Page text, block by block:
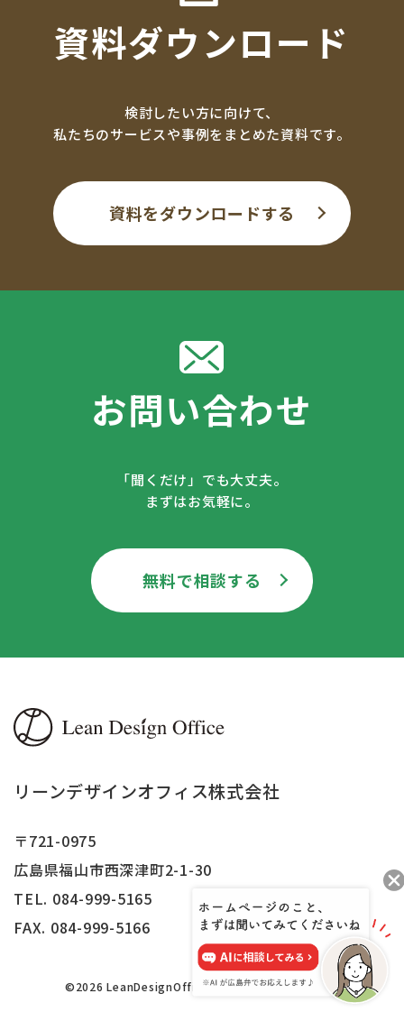
資料ダウンロード
検討したい方に向けて、
私たちのサービスや事例をまとめた資料です。
資料をダウンロードする
お問い合わせ
「聞くだけ」でも大丈夫。
まずはお気軽に。
無料で相談する
リーンデザインオフィス株式会社
〒721-0975
広島県福山市西深津町2-1-30
TEL. 084-999-5165
FAX. 084-999-5166
©2026 LeanDesignOffice,Inc.All right reserved.